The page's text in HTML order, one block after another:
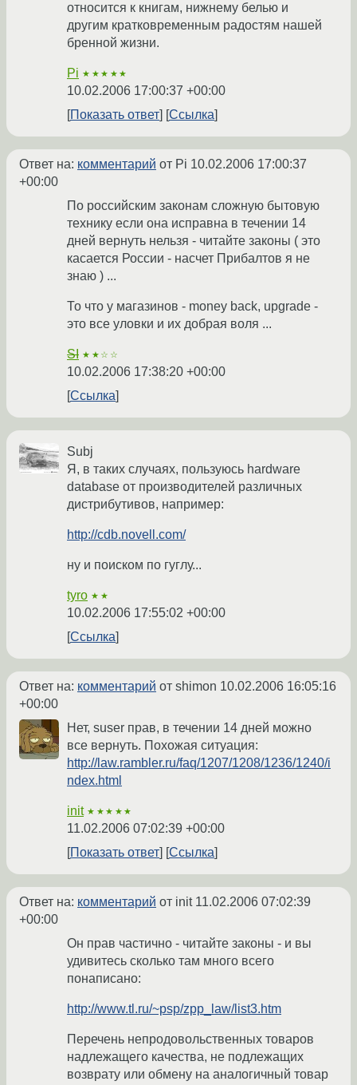
относится к книгам, нижнему белью и
другим кратковременным радостям нашей
бренной жизни.
Pi ★★★★★
10.02.2006 17:00:37 +00:00
Показать ответ
Ссылка
Ответ на: комментарий от Pi 10.02.2006 17:00:37
+00:00
По российским законам сложную бытовую
технику если она исправна в течении 14
дней вернуть нельзя - читайте законы ( это
касается России - насчет Прибалтов я не
знаю ) ...
То что у магазинов - money back, upgrade -
это все уловки и их добрая воля ...
SI ★★☆☆
10.02.2006 17:38:20 +00:00
Ссылка
Subj
Я, в таких случаях, пользуюсь hardware
database от производителей различных
дистрибутивов, например:
http://cdb.novell.com/
ну и поиском по гуглу...
tyro ★★
10.02.2006 17:55:02 +00:00
Ссылка
Ответ на: комментарий от shimon 10.02.2006 16:05:16
+00:00
Нет, suser прав, в течении 14 дней можно
все вернуть. Похожая ситуация:
http://law.rambler.ru/faq/1207/1208/1236/1240/i
ndex.html
init ★★★★★
11.02.2006 07:02:39 +00:00
Показать ответ
Ссылка
Ответ на: комментарий от init 11.02.2006 07:02:39
+00:00
Он прав частично - читайте законы - и вы
удивитесь сколько там много всего
понаписано:
http://www.tl.ru/~psp/zpp_law/list3.htm
Перечень непродовольственных товаров
надлежащего качества, не подлежащих
возврату или обмену на аналогичный товар